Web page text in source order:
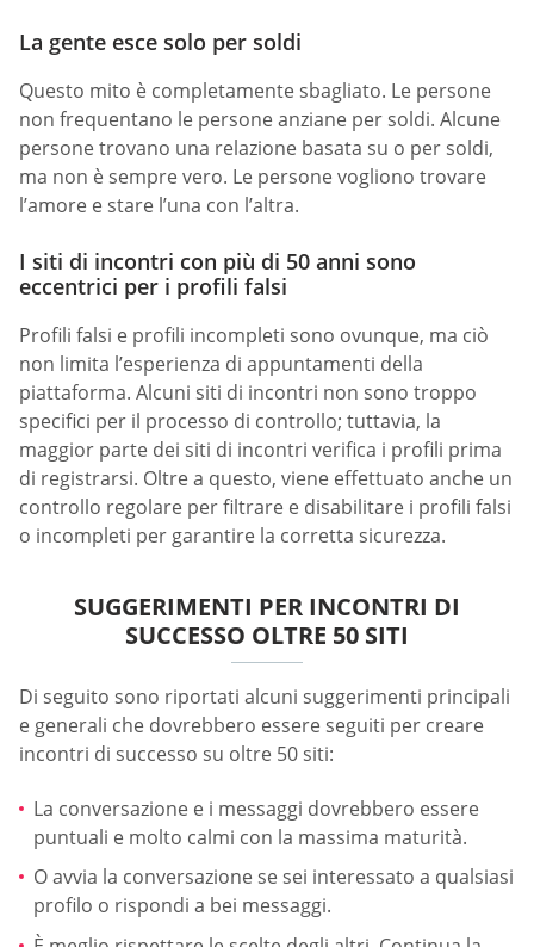
La gente esce solo per soldi
Questo mito è completamente sbagliato. Le persone
non frequentano le persone anziane per soldi. Alcune
persone trovano una relazione basata su o per soldi,
ma non è sempre vero. Le persone vogliono trovare
l’amore e stare l’una con l’altra.
I siti di incontri con più di 50 anni sono
eccentrici per i profili falsi
Profili falsi e profili incompleti sono ovunque, ma ciò
non limita l’esperienza di appuntamenti della
piattaforma. Alcuni siti di incontri non sono troppo
specifici per il processo di controllo; tuttavia, la
maggior parte dei siti di incontri verifica i profili prima
di registrarsi. Oltre a questo, viene effettuato anche un
controllo regolare per filtrare e disabilitare i profili falsi
o incompleti per garantire la corretta sicurezza.
SUGGERIMENTI PER INCONTRI DI
SUCCESSO OLTRE 50 SITI
Di seguito sono riportati alcuni suggerimenti principali
e generali che dovrebbero essere seguiti per creare
incontri di successo su oltre 50 siti:
La conversazione e i messaggi dovrebbero essere
puntuali e molto calmi con la massima maturità.
O avvia la conversazione se sei interessato a qualsiasi
profilo o rispondi a bei messaggi.